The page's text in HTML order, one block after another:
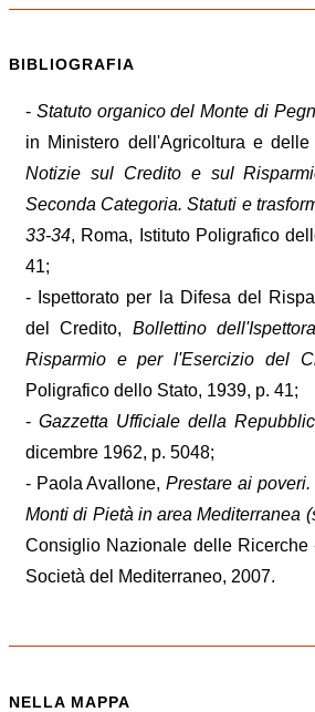
BIBLIOGRAFIA
- Statuto organico del Monte di
in Ministero dell'Agricoltura e delle
Notizie sul Credito e sul
Seconda Categoria. Statuti e
33-34, Roma, Istituto Poligrafico
41;
- Ispettorato per la Difesa del
del Credito, Bollettino
Risparmio e per l'Esercizio del
Poligrafico dello Stato, 1939, p. 41;
- Gazzetta Ufficiale della
dicembre 1962, p. 5048;
- Paola Avallone,Prestare ai
Monti di Pietà in area Mediterranea
Consiglio Nazionale delle Ricerche
Società del Mediterraneo, 2007.
NELLA MAPPA